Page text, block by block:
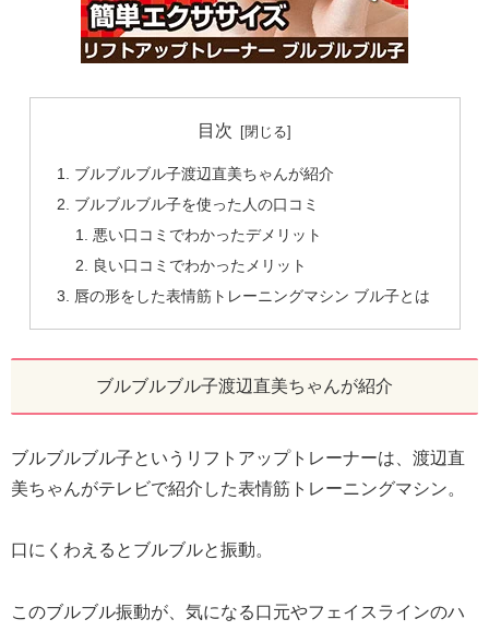
目次
ブルブルブル子渡辺直美ちゃんが紹介
ブルブルブル子を使った人の口コミ
悪い口コミでわかったデメリット
良い口コミでわかったメリット
唇の形をした表情筋トレーニングマシン ブル子とは
ブルブルブル子渡辺直美ちゃんが紹介
ブルブルブル子というリフトアップトレーナーは、渡辺直
美ちゃんがテレビで紹介した表情筋トレーニングマシン。
口にくわえるとブルブルと振動。
このブルブル振動が、気になる口元やフェイスラインのハ